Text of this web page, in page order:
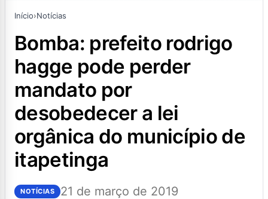
Início›Notícias
bomba: prefeito rodrigo
hagge pode perder
mandato por
desobedecer a lei
orgânica do município de
itapetinga
NOTÍCIAS 21 de março de 2019